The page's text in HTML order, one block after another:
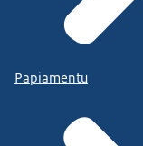
Papiamentu